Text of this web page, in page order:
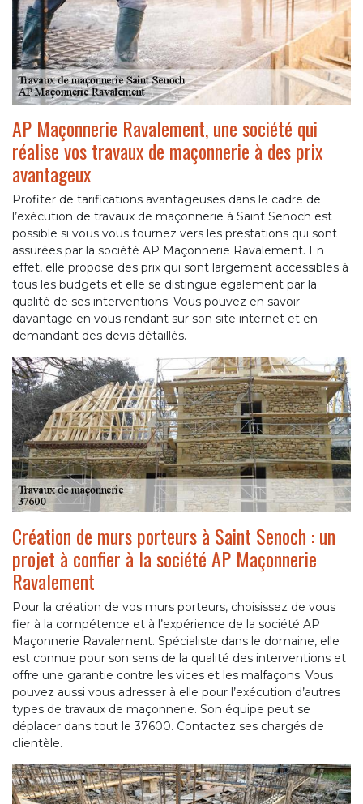
AP Maçonnerie Ravalement, une société qui
réalise vos travaux de maçonnerie à des prix
avantageux
Profiter de tarifications avantageuses dans le cadre de
l’exécution de travaux de maçonnerie à Saint Senoch est
possible si vous vous tournez vers les prestations qui sont
assurées par la société AP Maçonnerie Ravalement. En
effet, elle propose des prix qui sont largement accessibles à
tous les budgets et elle se distingue également par la
qualité de ses interventions. Vous pouvez en savoir
davantage en vous rendant sur son site internet et en
demandant des devis détaillés.
Création de murs porteurs à Saint Senoch : un
projet à confier à la société AP Maçonnerie
Ravalement
Pour la création de vos murs porteurs, choisissez de vous
fier à la compétence et à l’expérience de la société AP
Maçonnerie Ravalement. Spécialiste dans le domaine, elle
est connue pour son sens de la qualité des interventions et
offre une garantie contre les vices et les malfaçons. Vous
pouvez aussi vous adresser à elle pour l’exécution d’autres
types de travaux de maçonnerie. Son équipe peut se
déplacer dans tout le 37600. Contactez ses chargés de
clientèle.